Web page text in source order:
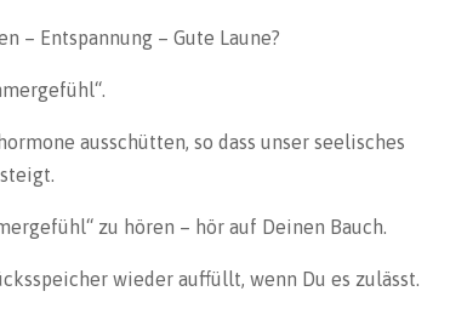
– Entspannung – Gute Laune?
ausschütten, so dass unser seelisches
zu hören – hör auf Deinen Bauch.
wieder auffüllt, wenn Du es zulässt.